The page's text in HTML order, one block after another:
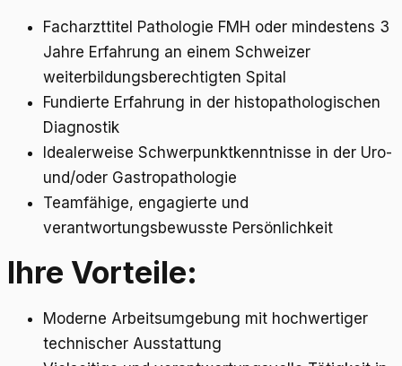
Facharzttitel Pathologie FMH oder mindestens 3
Jahre Erfahrung an einem Schweizer
weiterbildungsberechtigten Spital
Fundierte Erfahrung in der histopathologischen
Diagnostik
Idealerweise Schwerpunktkenntnisse in der Uro-
und/oder Gastropathologie
Teamfähige, engagierte und
verantwortungsbewusste Persönlichkeit
Ihre Vorteile:
Moderne Arbeitsumgebung mit hochwertiger
technischer Ausstattung